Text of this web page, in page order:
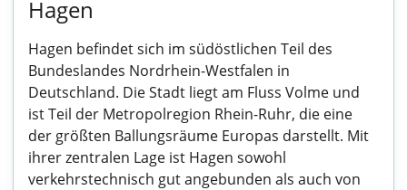
Hagen
Hagen befindet sich im südöstlichen Teil des
Bundeslandes Nordrhein-Westfalen in
Deutschland. Die Stadt liegt am Fluss Volme und
ist Teil der Metropolregion Rhein-Ruhr, die eine
der größten Ballungsräume Europas darstellt. Mit
ihrer zentralen Lage ist Hagen sowohl
verkehrstechnisch gut angebunden als auch von